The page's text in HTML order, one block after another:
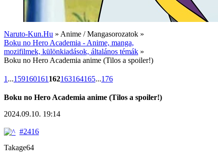
Naruto-Kun.Hu » Anime / Mangasorozatok »
Boku no Hero Academia - Anime, manga,
mozifilmek, különkiadások, általános témák »
Boku no Hero Academia anime (Tilos a spoiler!)
1 ...159160161 162163164165...176
Boku no Hero Academia anime (Tilos a spoiler!)
2024.09.10. 19:14
#2416
Takage64